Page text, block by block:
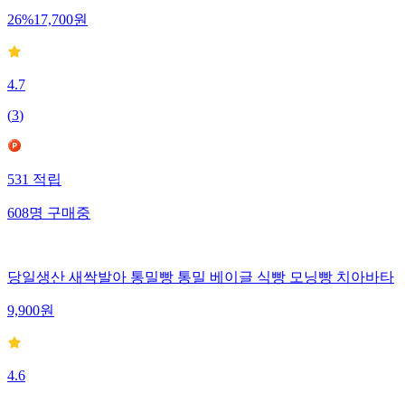
26%17,700원
4.7
(3)
531적립
608명구매중
당일생산 새싹발아 통밀빵 통밀 베이글 식빵 모닝빵 치아바타
9,900원
4.6